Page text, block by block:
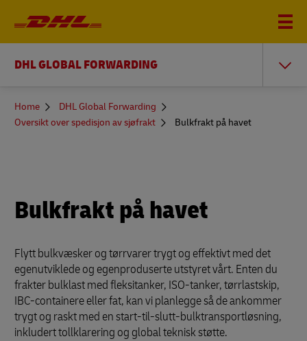
DHL GLOBAL FORWARDING
You
here
Home
DHL Global Forwarding
Oversikt over spedisjon av sjøfrakt
Bulkfrakt på havet
Bulkfrakt på havet
Flytt bulkvæsker og tørrvarer trygt og effektivt med det
egenutviklede og egenproduserte utstyret vårt. Enten du
frakter bulklast med fleksitanker, ISO-tanker, tørrlastskip,
IBC-containere eller fat, kan vi planlegge så de ankommer
trygt og raskt med en start-til-slutt-bulktransportløsning,
inkludert tollklarering og global teknisk støtte.